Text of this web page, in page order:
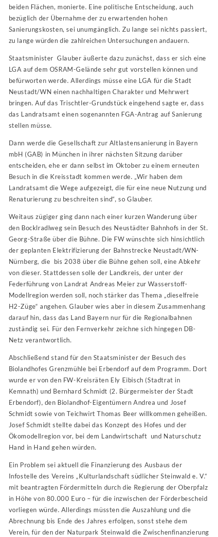
beiden Flächen, monierte. Eine politische Entscheidung, auch
bezüglich der Übernahme der zu erwartenden hohen
Sanierungskosten, sei unumgänglich. Zu lange sei nichts passiert,
zu lange würden die zahlreichen Untersuchungen andauern.
Staatsminister Glauber äußerte dazu zunächst, dass er sich eine
LGA auf dem OSRAM-Gelände sehr gut vorstellen können und
befürworten werde. Allerdings müsse eine LGA für die Stadt
Neustadt/WN einen nachhaltigen Charakter und Mehrwert
bringen. Auf das Trischtler-Grundstück eingehend sagte er, dass
das Landratsamt einen sogenannten FGA-Antrag auf Sanierung
stellen müsse.
Dann werde die Gesellschaft zur Altlastensanierung in Bayern
mbH (GAB) in München in ihrer nächsten Sitzung darüber
entscheiden, ehe er dann selbst im Oktober zu einem erneuten
Besuch in die Kreisstadt kommen werde. „Wir haben dem
Landratsamt die Wege aufgezeigt, die für eine neue Nutzung und
Renaturierung zu beschreiten sind“, so Glauber.
Weitaus zügiger ging dann nach einer kurzen Wanderung über
den Bocklradlweg sein Besuch des Neustädter Bahnhofs in der St.
Georg-Straße über die Bühne. Die FW wünschte sich hinsichtlich
der geplanten Elektrifizierung der Bahnstrecke Neustadt/WN-
Nürnberg, die bis 2038 über die Bühne gehen soll, eine Abkehr
von dieser. Stattdessen solle der Landkreis, der unter der
Federführung von Landrat Andreas Meier zur Wasserstoff-
Modellregion werden soll, noch stärker das Thema „dieselfreie
H2-Züge“ angehen. Glauber wies aber in diesem Zusammenhang
darauf hin, dass das Land Bayern nur für die Regionalbahnen
zuständig sei. Für den Fernverkehr zeichne sich hingegen DB-
Netz verantwortlich.
Abschließend stand für den Staatsminister der Besuch des
Biolandhofes Grenzmühle bei Erbendorf auf dem Programm. Dort
wurde er von den FW-Kreisräten Ely Eibisch (Stadtrat in
Kemnath) und Bernhard Schmidt (2. Bürgermeister der Stadt
Erbendorf), den Biolandhof-Eigentümern Andrea und Josef
Schmidt sowie von Teichwirt Thomas Beer willkommen geheißen.
Josef Schmidt stellte dabei das Konzept des Hofes und der
Ökomodellregion vor, bei dem Landwirtschaft und Naturschutz
Hand in Hand gehen würden.
Ein Problem sei aktuell die Finanzierung des Ausbaus der
Infostelle des Vereins „Kulturlandschaft südlicher Steinwald e. V.“
mit beantragten Fördermitteln durch die Regierung der Oberpfalz
in Höhe von 80.000 Euro – für die inzwischen der Förderbescheid
vorliegen würde. Allerdings müssten die Auszahlung und die
Abrechnung bis Ende des Jahres erfolgen, sonst stehe dem
Verein, für den der Naturpark Steinwald die Zwischenfinanzierung